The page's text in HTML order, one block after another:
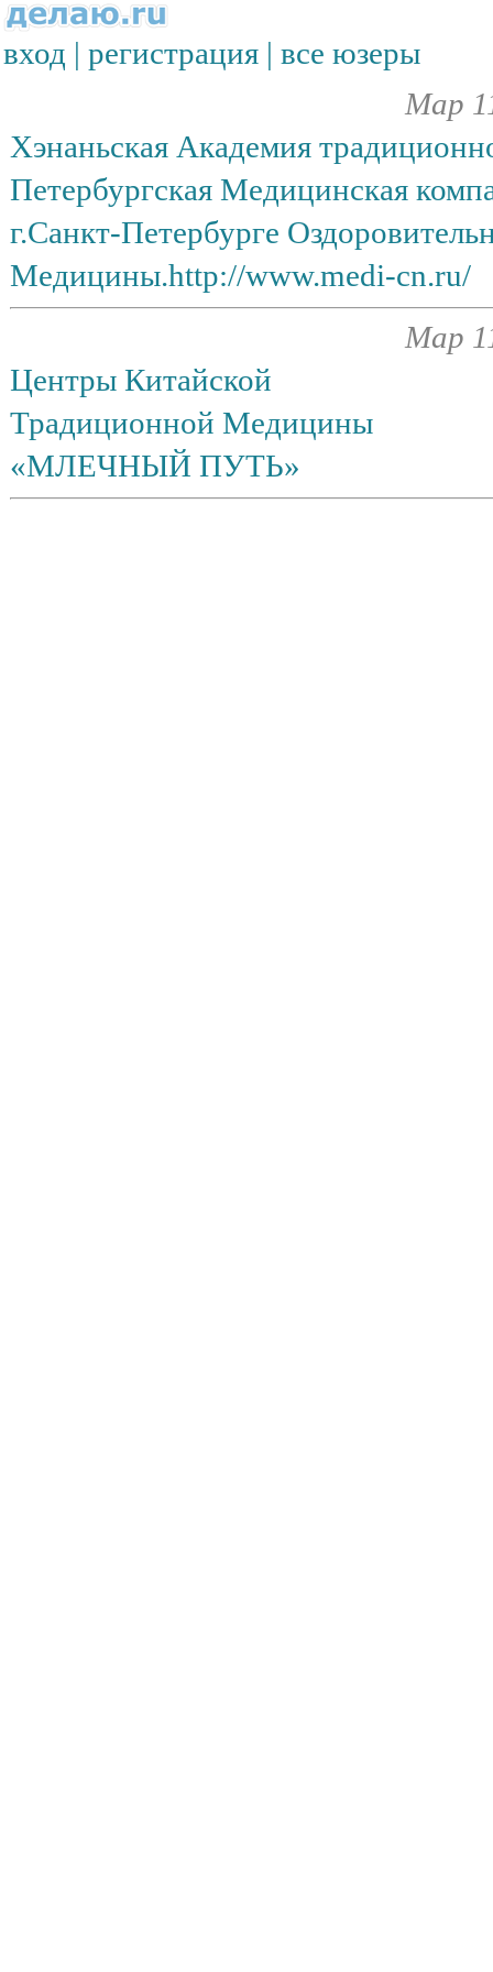
вход | регистрация | все юзеры
Мар
Хэнаньская Академия
Петербургская Медицинская
г.Санкт-Петербурге
Медицины.http://www.medi-cn.ru/
Мар
Центры Китайской
Традиционной Медицины
«МЛЕЧНЫЙ ПУТЬ»